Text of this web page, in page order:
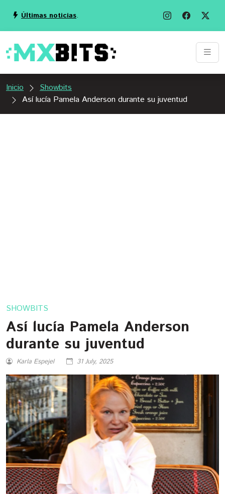
Últimas noticias.
Inicio
Showbits
Así lucía Pamela Anderson durante su juventud
SHOWBITS
Así lucía Pamela Anderson
durante su juventud
Karla Espejel 31 July, 2025